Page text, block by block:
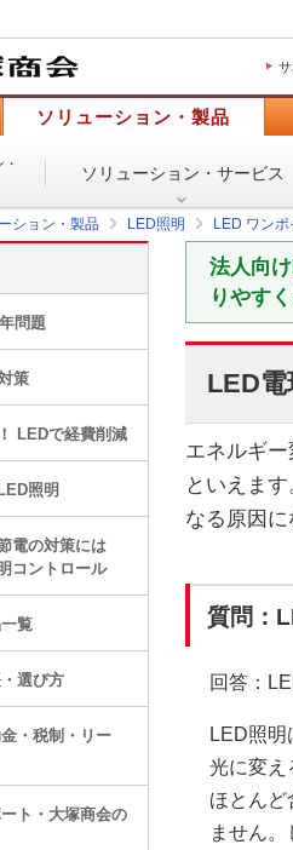
ソリューション・製品
ソリューション・ サービス
ション・製品 LED照明 LED ワン
法人向
りやす
LED
エネルギ
といえま
なる原因に
質問：
回答：
LED照
光に変え
ほとんど
ません
問題
策
LEDで経費削減
照明
電の対策には
コントロール
覧
選び方
・税制・リー
ト・大塚商会の